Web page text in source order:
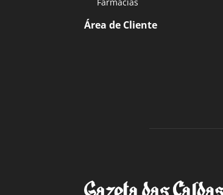
Área de Cliente